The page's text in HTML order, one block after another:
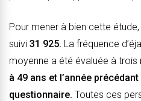
Pour mener à bien cette
suivi 31 925. La fréquence
moyenne a été évaluée à trois
à 49 ans et l’année
questionnaire. Toutes ces